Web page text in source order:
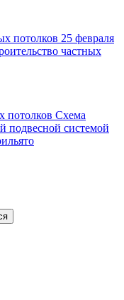
потолков 25 февраля
частных
потолков Схема
подвесной системой